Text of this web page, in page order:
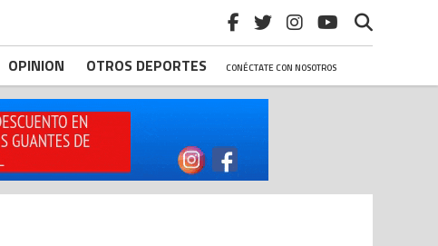
CONÉCTATE CON NOSOTROS
OPINION OTROS DEPORTES